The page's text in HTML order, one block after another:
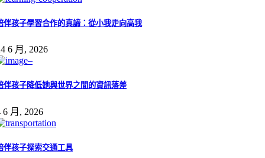
伴孩子學習合作的真諦：從小我走向高我
6 月, 2026
伴孩子降低她與世界之間的資訊落差
6 月, 2026
伴孩子探索交通工具